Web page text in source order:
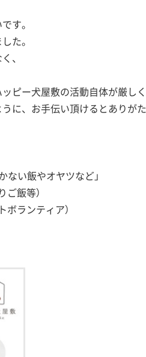
す。
た。
、
ピー犬屋敷の活動自体が厳しく
に、お手伝い頂けるとありが
ない飯やオヤツなど」
飯等）
ランティア）